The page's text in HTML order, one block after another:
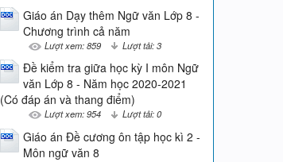
Giáo án Dạy thêm Ngữ văn Lớp 8 -
Chương trình cả năm
Lượt xem: 859 Lượt tải: 3
Đề kiểm tra giữa học kỳ I môn Ngữ
văn Lớp 8 - Năm học 2020-2021
(Có đáp án và thang điểm)
Lượt xem: 954 Lượt tải: 0
Giáo án Đề cương ôn tập học kì 2 -
Môn ngữ văn 8